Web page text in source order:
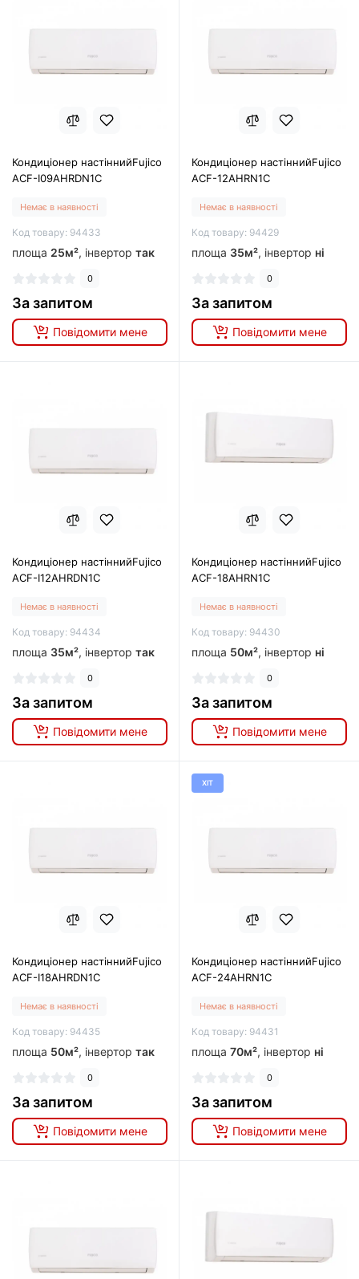
Кондиціонер настіннийFujico
ACF-I09AHRDN1C
Немає в наявності
Код товару: 94433
площа 25м², інвертор так
0
За запитом
Повідомити мене
Кондиціонер настіннийFujico
ACF-12AHRN1С
Немає в наявності
Код товару: 94429
площа 35м², інвертор ні
0
За запитом
Повідомити мене
Кондиціонер настіннийFujico
ACF-I12AHRDN1C
Немає в наявності
Код товару: 94434
площа 35м², інвертор так
0
За запитом
Повідомити мене
Кондиціонер настіннийFujico
ACF-18AHRN1С
Немає в наявності
Код товару: 94430
площа 50м², інвертор ні
0
За запитом
Повідомити мене
Кондиціонер настіннийFujico
ACF-I18AHRDN1C
Немає в наявності
Код товару: 94435
площа 50м², інвертор так
0
За запитом
Повідомити мене
ХІТ
Кондиціонер настіннийFujico
ACF-24AHRN1С
Немає в наявності
Код товару: 94431
площа 70м², інвертор ні
0
За запитом
Повідомити мене